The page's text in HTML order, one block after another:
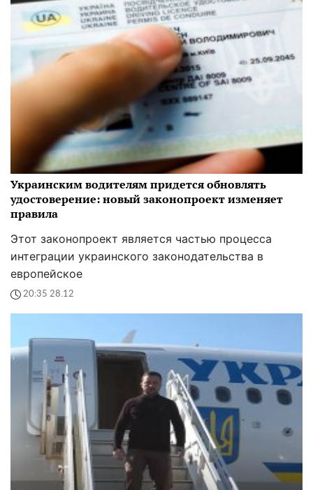
Украинским водителям придется обновлять
удостоверение: новый законопроект изменяет
правила
Этот законопроект является частью процесса
интеграции украинского законодательства в
европейское
20:35 28.12